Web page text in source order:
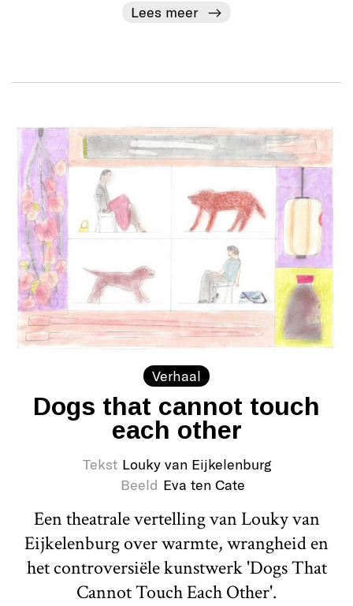
Lees meer
Verhaal
Dogs that cannot touch
each other
Tekst Louky van Eijkelenburg
Beeld Eva ten Cate
Een theatrale vertelling van Louky van
Eijkelenburg over warmte, wrangheid en
het controversiële kunstwerk 'Dogs That
Cannot Touch Each Other'.